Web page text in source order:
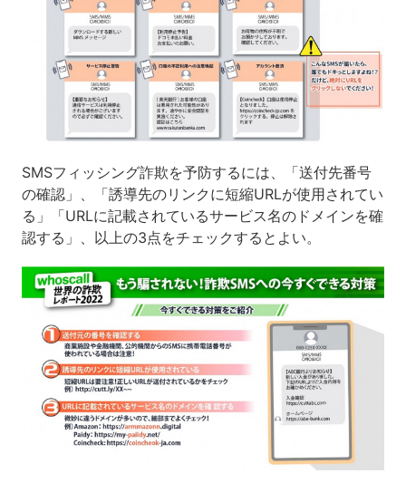
SMSフィッシング詐欺を予防するには、「送付先番号
の確認」、「誘導先のリンクに短縮URLが使用されてい
る」「URLに記載されているサービス名のドメインを確
認する」、以上の3点をチェックするとよい。